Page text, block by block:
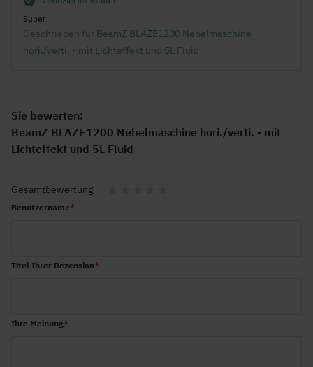
Sie bewerten:
BeamZ BLAZE1200 Nebelmaschine hori./verti. - mit
Lichteffekt und 5L Fluid
Gesamtbewertung
Benutzername
Titel Ihrer Rezension
Ihre Meinung
Super
Geschrieben für BeamZ BLAZE1200 Nebelmaschine
hori./verti. - mit Lichteffekt und 5L Fluid